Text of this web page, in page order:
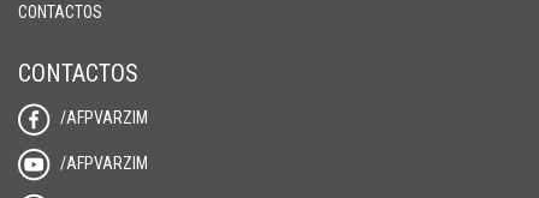
CONTACTOS
CONTACTOS
/AFPVARZIM
/AFPVARZIM